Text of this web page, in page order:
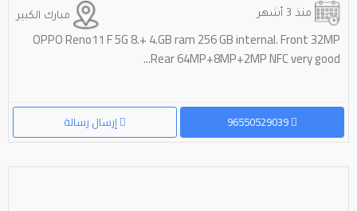
مبارك الكبير منذ 3 أشهر
OPPO Reno11 F 5G 8.+ 4.GB ram 256 GB internal. Front 32MP
Rear 64MP+8MP+2MP NFC very good...
إرسال رسالة